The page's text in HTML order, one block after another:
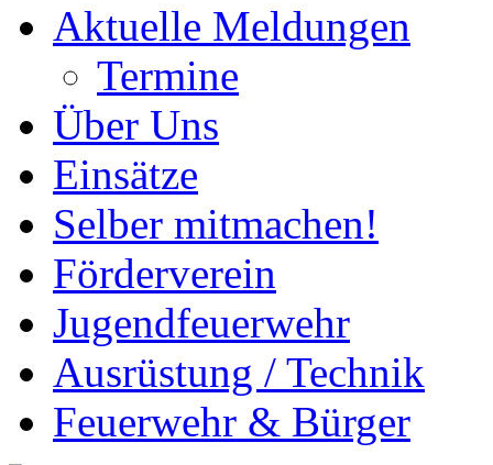
Aktuelle Meldungen
Termine
Über Uns
Einsätze
Selber mitmachen!
Förderverein
Jugendfeuerwehr
Ausrüstung / Technik
Feuerwehr & Bürger